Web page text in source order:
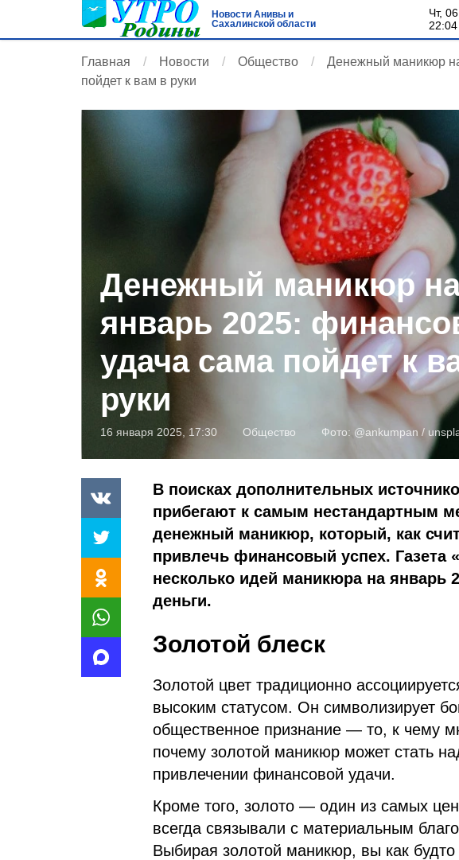
Новости Анивы и
Сахалинской области
чт,
22:04
Главная Новости Общество
Денежный маникюр
пойдет к вам в руки
Денежный маникюр
январь 2025:
удача сама пойдет к
руки
16 января 2025, 17:30 Общество Фото: @ankumpan /
В поисках дополнительных
прибегают к самым нестандартным
денежный маникюр, который, как
привлечь финансовый успех. Газета
несколько идей маникюра на январь
деньги.
Золотой блеск
Золотой цвет традиционно
высоким статусом. Он символизирует
общественное признание — то, к чему
почему золотой маникюр может стать
привлечении финансовой удачи.
Кроме того, золото — один из самых
всегда связывали с материальным
Выбирая золотой маникюр, вы как